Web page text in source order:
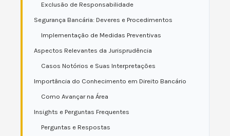
Exclusão de Responsabilidade
Segurança Bancária: Deveres e Procedimentos
Implementação de Medidas Preventivas
Aspectos Relevantes da Jurisprudência
Casos Notórios e Suas Interpretações
Importância do Conhecimento em Direito Bancário
Como Avançar na Área
Insights e Perguntas Frequentes
Perguntas e Respostas